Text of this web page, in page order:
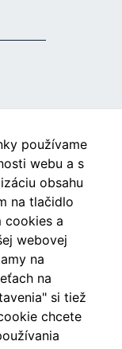
používame
webu a s
obsahu
na tlačidlo
cookies a
webovej
na
na
si tiež
chcete
for our
to
as well
your
you